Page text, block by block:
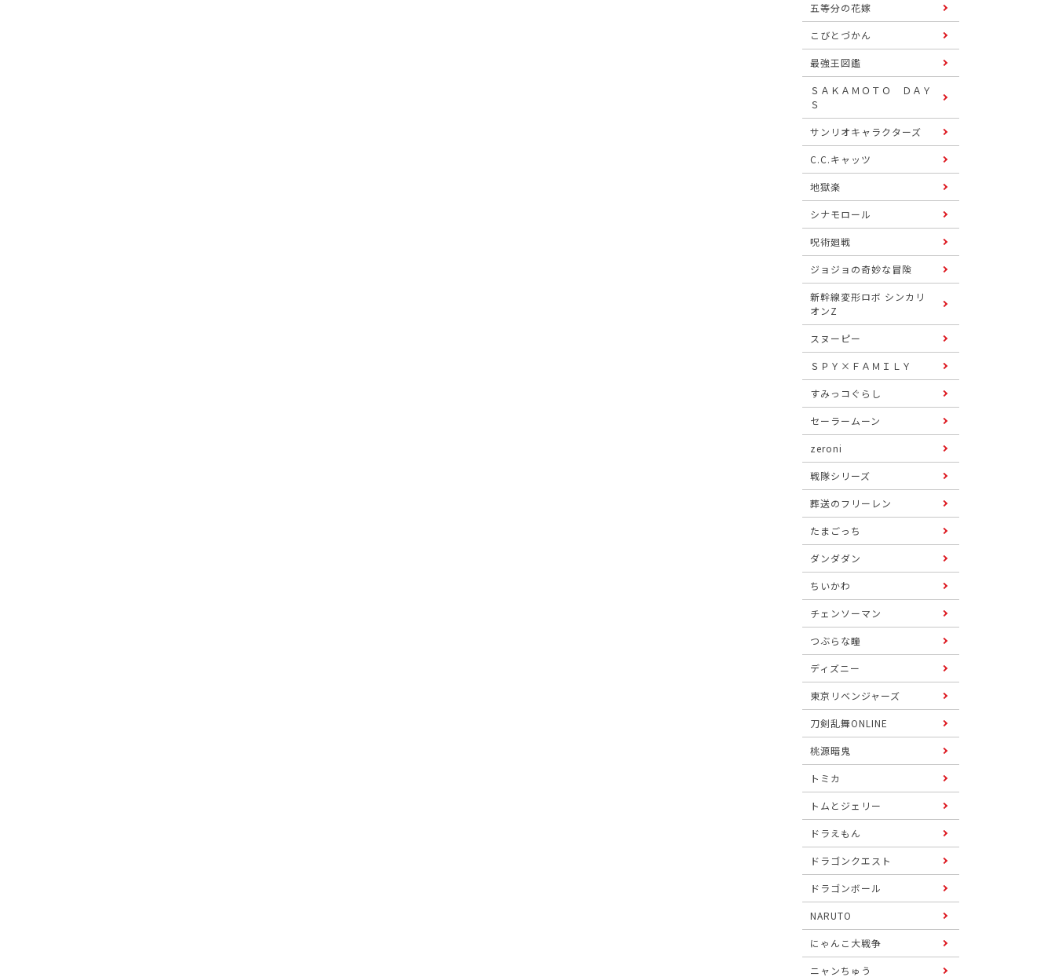
五等分の花嫁
こびとづかん
最強王図鑑
ＳＡＫＡＭＯＴＯ ＤＡＹ
Ｓ
サンリオキャラクターズ
C.C.キャッツ
地獄楽
シナモロール
呪術廻戦
ジョジョの奇妙な冒険
新幹線変形ロボ シンカリ
オンZ
スヌーピー
ＳＰＹ×ＦＡＭＩＬＹ
すみっコぐらし
セーラームーン
zeroni
戦隊シリーズ
葬送のフリーレン
たまごっち
ダンダダン
ちいかわ
チェンソーマン
つぶらな瞳
ディズニー
東京リベンジャーズ
刀剣乱舞ONLINE
桃源暗鬼
トミカ
トムとジェリー
ドラえもん
ドラゴンクエスト
ドラゴンボール
NARUTO
にゃんこ大戦争
ニャンちゅう